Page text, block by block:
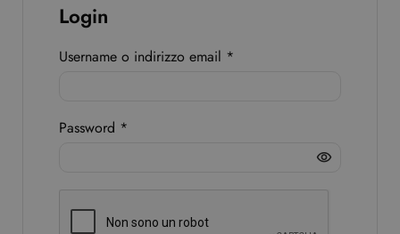
Login
Username o indirizzo email *
Password *